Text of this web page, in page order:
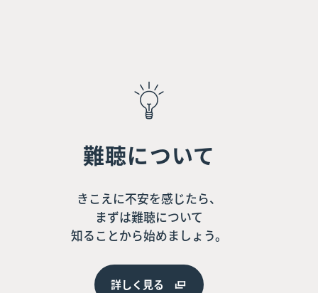
難聴について
きこえに不安を感じたら、
まずは難聴について
知ることから始めましょう。
詳しく見る